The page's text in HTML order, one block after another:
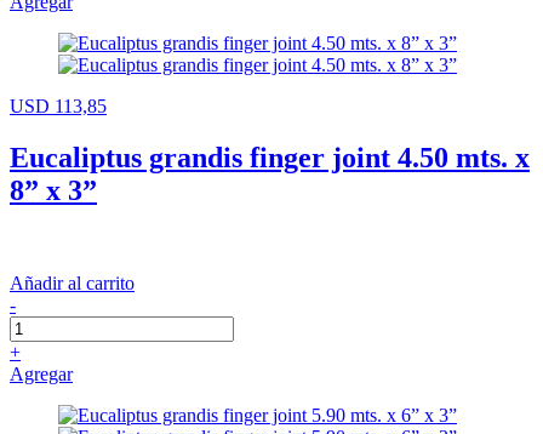
USD 113,85
Eucaliptus grandis finger joint 4.50 mts. x
8” x 3”
Añadir al carrito
-
+
Agregar